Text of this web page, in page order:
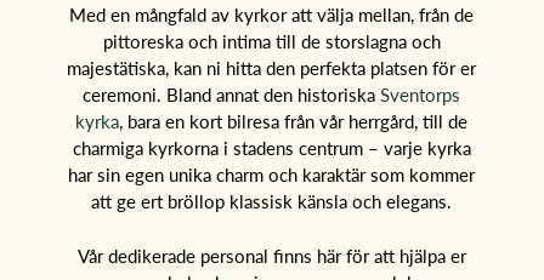
Med en mångfald av kyrkor att välja mellan, från de
pittoreska och intima till de storslagna och
majestätiska, kan ni hitta den perfekta platsen för er
ceremoni. Bland annat den historiskaSventorps
kyrka, bara en kort bilresa från vår herrgård, till de
charmiga kyrkorna i stadens centrum – varje kyrka
har sin egen unika charm och karaktär som kommer
att ge ert bröllop klassisk känsla och elegans.
Vår dedikerade personal finns här för att hjälpa er